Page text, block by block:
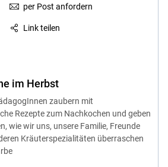
per Post anfordern
Link teilen
im Herbst
zaubern mit
Rezepte zum Nachkochen und geben
wie wir uns, unsere Familie, Freunde
Kräuterspezialitäten überraschen